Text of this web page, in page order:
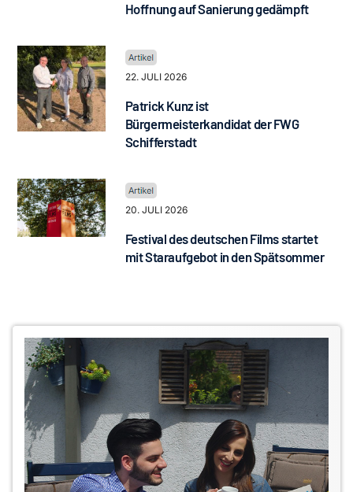
Hoffnung auf Sanierung gedämpft
22. JULI 2026
Patrick Kunz ist
Bürgermeisterkandidat der FWG
Schifferstadt
20. JULI 2026
Festival des deutschen Films startet
mit Staraufgebot in den Spätsommer